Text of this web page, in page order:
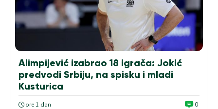
Alimpijević izabrao 18 igrača: Jokić
predvodi Srbiju, na spisku i mladi
Kusturica
pre 1 dan 0